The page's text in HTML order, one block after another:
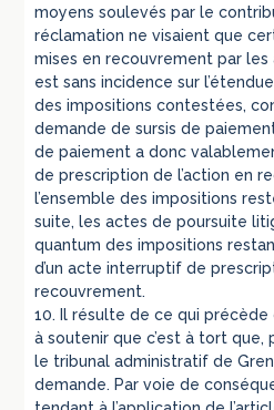
moyens soulevés par le
réclamation ne visaient que
mises en recouvrement par les
est sans incidence sur
des impositions contestées,
demande de sursis de
de paiement a donc
de prescription de l’action en
l’ensemble des impositions
suite, les actes de poursuite
quantum des impositions
d’un acte interruptif de
recouvrement.
10. Il résulte de ce qui précède
à soutenir que c’est à tort
le tribunal administratif de
demande. Par voie de